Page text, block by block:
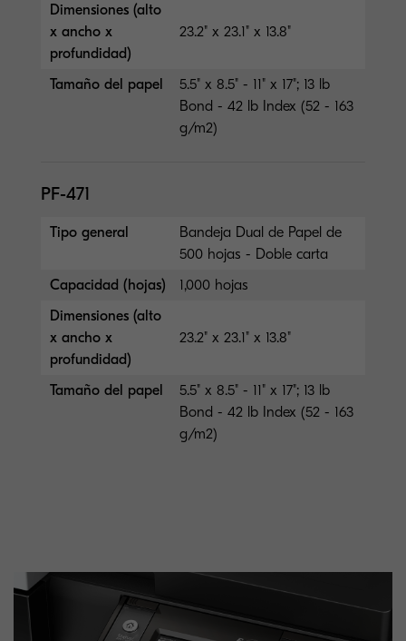
Dimensiones (alto
x ancho x
profundidad)
23.2" x 23.1" x 13.8"
Tamaño del papel
5.5" x 8.5" - 11" x 17"; 13 lb
Bond - 42 lb Index (52 - 163
g/m2)
PF-471
Tipo general
Bandeja Dual de Papel de
500 hojas - Doble carta
Capacidad (hojas)
1,000 hojas
Dimensiones (alto
x ancho x
profundidad)
23.2" x 23.1" x 13.8"
Tamaño del papel
5.5" x 8.5" - 11" x 17"; 13 lb
Bond - 42 lb Index (52 - 163
g/m2)